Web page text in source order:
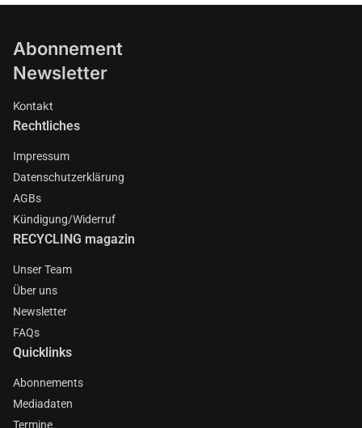
Abonnement
Newsletter
Kontakt
Rechtliches
Impressum
Datenschutzerklärung
AGBs
Kündigung/Widerruf
RECYCLING magazin
Unser Team
Über uns
Newsletter
FAQs
Quicklinks
Abonnements
Mediadaten
Termine